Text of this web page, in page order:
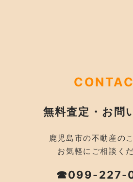
無料査定・お問
鹿児島市の不動産の
お気軽にご相談くだ
☎099-227-